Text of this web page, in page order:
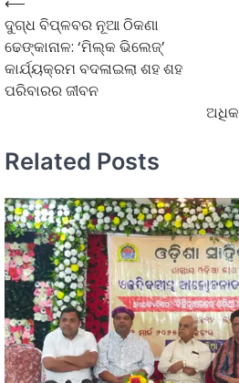
ଦୁଗ୍ଧ ବିପ୍ଳବର ନୂଆ ଠିକଣା
ଢେଙ୍କାନାଳ: ‘ମିଲ୍କ ଭିଲେଜ୍’
କାର୍ଯ୍ୟକ୍ରମ ବଦଳାଇଲା ଶହ ଶହ
ପରିବାରର ଜୀବନ
Related Posts